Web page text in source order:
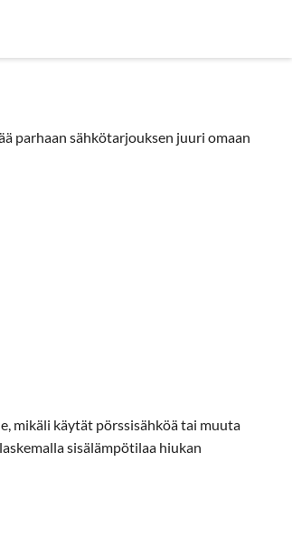
parhaan sähkötarjouksen juuri omaan
mikäli käytät pörssisähköä tai muuta
sisälämpötilaa hiukan